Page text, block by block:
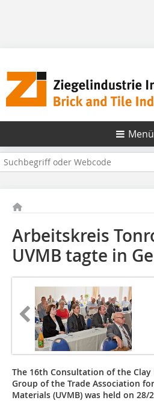
Menü
Arbeitskreis
UVMB tagte in
The 16th Consultation of the Clay
Group of the Trade Association
Materials (UVMB) was held on 28/